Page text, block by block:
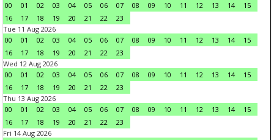
00
01 02 03 04 05 06 07 08 09 10 11 12 13 14
15
16
17 18 19 20 21 22
23
Tue 11 Aug 2026
00
01 02 03 04 05 06 07 08 09 10 11 12 13 14
15
16
17 18 19 20 21 22
23
Wed 12 Aug 2026
00
01 02 03 04 05 06 07 08 09 10 11 12 13 14
15
16
17 18 19 20 21 22
23
Thu 13 Aug 2026
00
01 02 03 04 05 06 07 08 09 10 11 12 13 14
15
16
17 18 19 20 21 22
23
Fri 14 Aug 2026